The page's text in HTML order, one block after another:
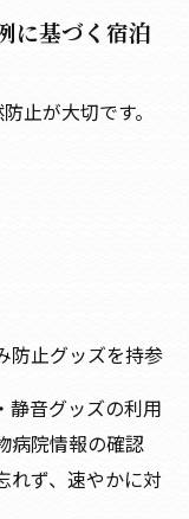
に基づく宿泊
止が大切です。
防止グッズを持参
静音グッズの利用
病院情報の確認
れず、速やかに対